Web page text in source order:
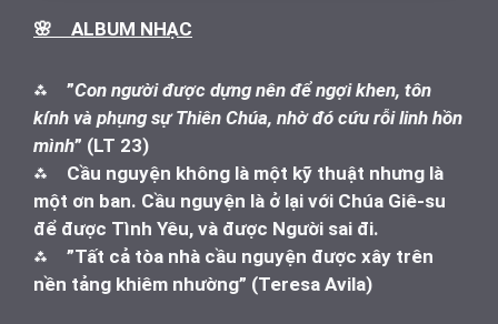
🌸 ALBUM NHẠC
⁂ ”Con người được dựng nên để ngợi khen, tôn
kính và phụng sự Thiên Chúa, nhờ đó cứu rỗi linh hồn
mình” (LT 23)
⁂ Cầu nguyện không là một kỹ thuật nhưng là
một ơn ban. Cầu nguyện là ở lại với Chúa Giê-su
để được Tình Yêu, và được Người sai đi.
⁂ ”Tất cả tòa nhà cầu nguyện được xây trên
nền tảng khiêm nhường” (Teresa Avila)